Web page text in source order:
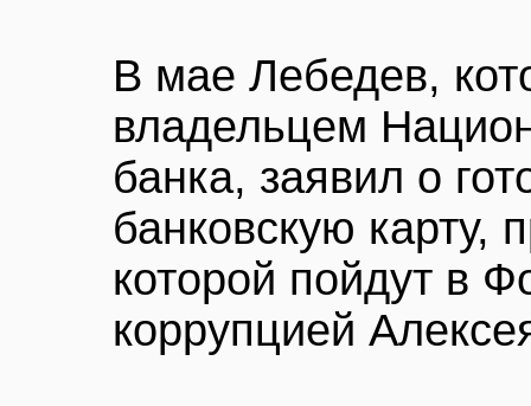
В мае Лебедев,
владельцем
банка, заявил о
банковскую карту,
которой пойдут в
коррупцией